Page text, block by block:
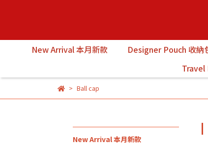
New Arrival 本月新款 Designer Pouch 收納
Travel
Ball cap
New Arrival 本月新款